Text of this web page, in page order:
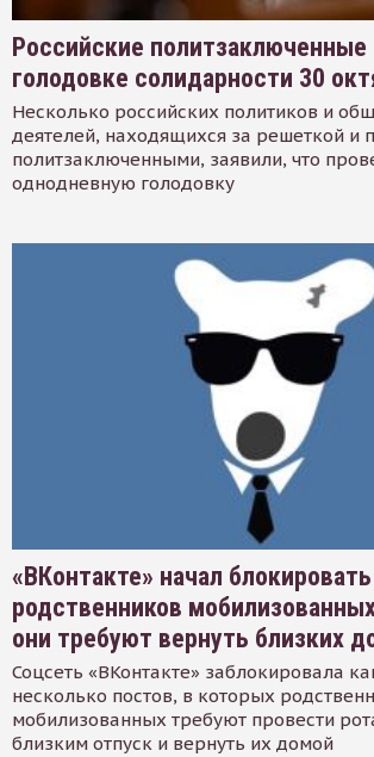
Российские политзаключенные
голодовке солидарности 30
Несколько российских политиков и
деятелей, находящихся за решеткой и
политзаключенными, заявили, что
однодневную голодовку
«ВКонтакте» начал
родственников
они требуют вернуть близких
Соцсеть «ВКонтакте» заблокировала
несколько постов, в которых
мобилизованных требуют провести
близким отпуск и вернуть их домой